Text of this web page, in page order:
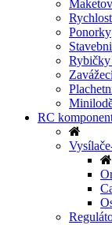
Ponorky
Rybičky
RC